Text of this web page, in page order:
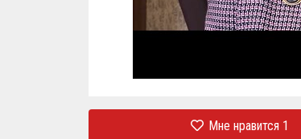
Мне нравится 1